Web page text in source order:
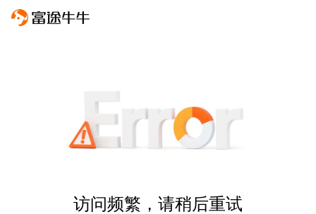
访问频繁，请稍后重试